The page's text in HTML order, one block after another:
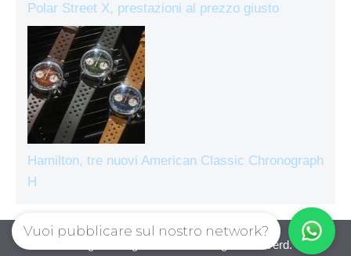
Polar Street X, prestazioni al prezzo giusto
Hamilton, tre nuovi American Classic Chronograph
H
Orologiecronografi © 2026. All right reserverd.
Vuoi pubblicare sul nostro network?